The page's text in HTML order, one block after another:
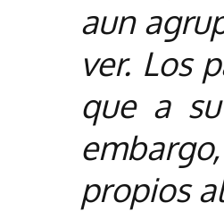
aun
ver. Los
que a
propios